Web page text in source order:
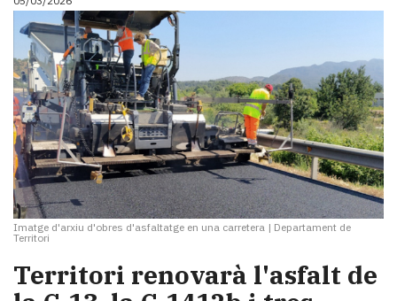
Imatge d'arxiu d'obres d'asfaltatge en una carretera | Departament de
Territori
Territori renovarà l'asfalt de